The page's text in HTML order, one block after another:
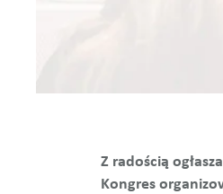
Z radością
Kongres